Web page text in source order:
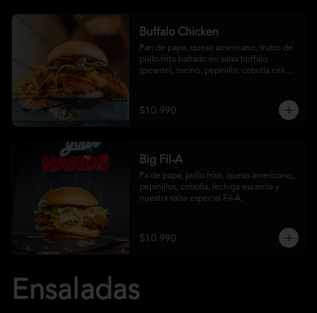
Buffalo Chicken
Pan de papa, queso americano, trutro de
pollo frito bañado en salsa buffalo
(picante), tocino, pepinillo, cebolla crispy,
$10.990
Big Fil-A
Pa de papa, pollo frito, queso americano,
pepinillos, cebolla, lechiga escarola y
nuestra salsa especial Fil-A.
$10.990
Ensaladas